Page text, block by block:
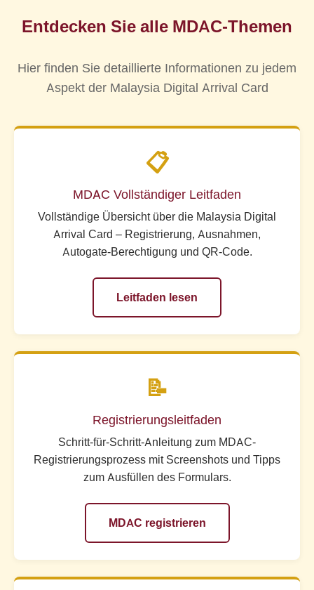
bevor Sie die Einreise gestatten. Weitere
obligatorische Regeln und Zeitvorgabenfür alle
Konsequenzen.
Reisepassnummer und Ihres Reisedatums
MDAC-Status- und Fehlerbehebungsleitfaden.
Entdecken Sie alle MDAC-Themen
Hier finden Sie detaillierte Informationen zu jedem
Aspekt der Malaysia Digital Arrival Card
📋
MDAC Vollständiger Leitfaden
Vollständige Übersicht über die Malaysia Digital
Arrival Card – Registrierung, Ausnahmen,
Autogate-Berechtigung und QR-Code.
Leitfaden lesen
📝
Registrierungsleitfaden
Schritt-für-Schritt-Anleitung zum MDAC-
Registrierungsprozess mit Screenshots und Tipps
zum Ausfüllen des Formulars.
MDAC registrieren